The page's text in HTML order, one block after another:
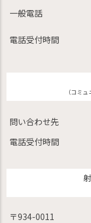
一般電話
電話受付時間
（コミ
問い合わせ先
電話受付時間
〒934-0011